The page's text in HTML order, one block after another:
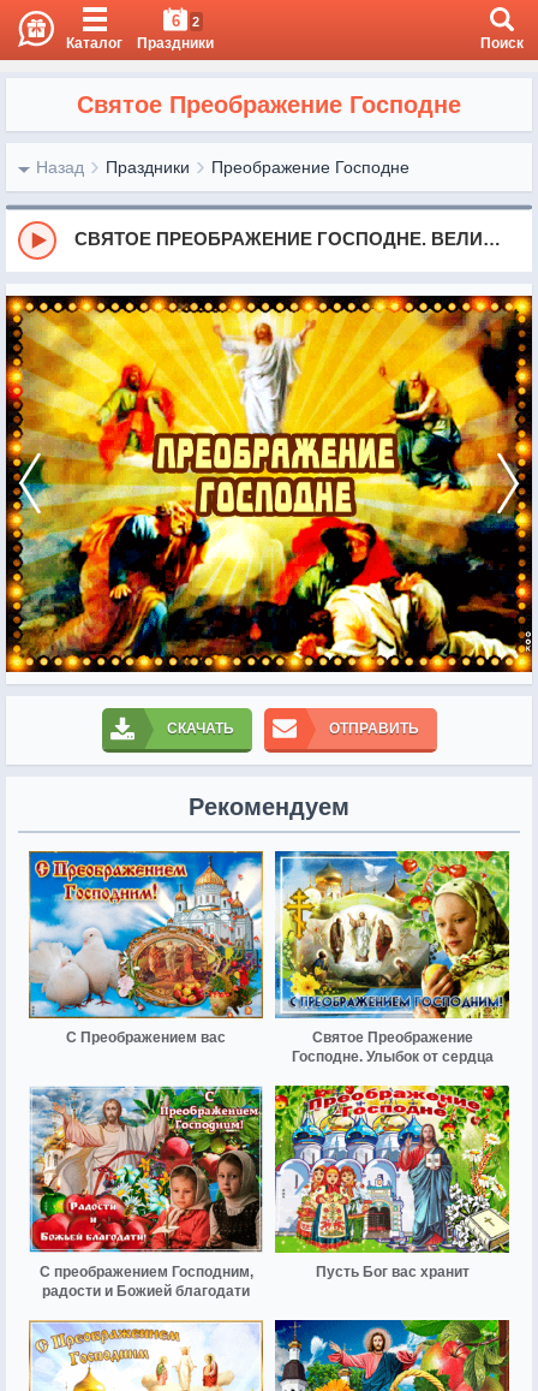
Каталог
6 2
Праздники Поиск
Святое Преображение Господне
Назад Праздники Преображение Господне
СВЯТОЕ ПРЕОБРАЖЕНИЕ ГОСПОДНЕ. ВЕЛИЧАНИЕ
СКАЧАТЬ ОТПРАВИТЬ
Рекомендуем
С Преображением вас
Святое Преображение
Господне. Улыбок от сердца
С преображением Господним,
радости и Божией благодати
Пусть Бог вас хранит